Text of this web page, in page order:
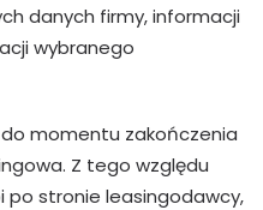
danych firmy, informacji
wybranego
momentu zakończenia
Z tego względu
stronie leasingodawcy,